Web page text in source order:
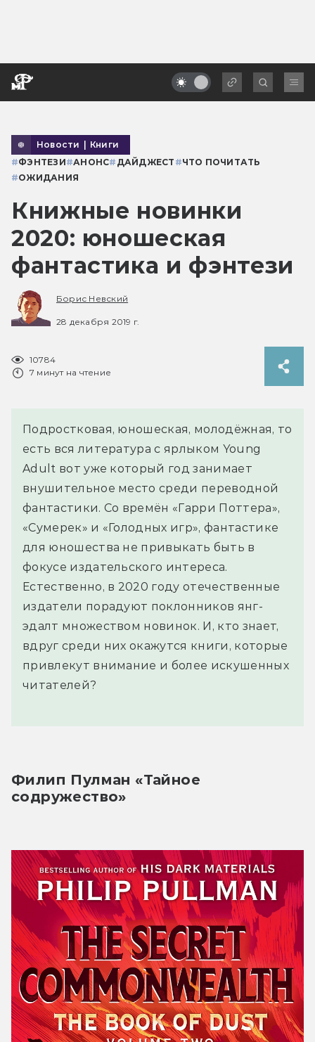
Новости | Книги
#ФЭНТЕЗИ#АНОНС# ДАЙДЖЕСТ #ЧТО ПОЧИТАТЬ
#ОЖИДАНИЯ
Книжные новинки
2020: юношеская
фантастика и фэнтези
Борис Невский
28 декабря 2019 г.
10784
7 минут на чтение
Подростковая, юношеская, молодёжная, то
есть вся литература с ярлыком Young
Adult вот уже который год занимает
внушительное место среди переводной
фантастики. Со времён «Гарри Поттера»,
«Сумерек» и «Голодных игр», фантастике
для юношества не привыкать быть в
фокусе издательского интереса.
Естественно, в 2020 году отечественные
издатели порадуют поклонников янг-
эдалт множеством новинок. И, кто знает,
вдруг среди них окажутся книги, которые
привлекут внимание и более искушенных
читателей?
Филип Пулман «Тайное
содружество»